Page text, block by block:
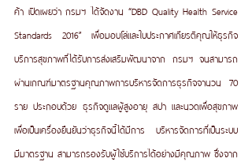
ค้า เปิดเผยว่า กรมฯ ได้จัดงาน “DBD Quality Health Service
Standards 2016” เพื่อมอบโล่และใบประกาศเกียรติคุณให้ธุรกิจ
บริการสุขภาพที่ได้รับการส่งเสริมพัฒนาจาก กรมฯ จนสามารถ
ผ่านเกณฑ์มาตรฐานคุณภาพการบริหารจัดการธุรกิจจานวน 70
ราย ประกอบด้วย ธุรกิจดูแลผู้สูงอายุ สปา และนวดเพื่อสุขภาพ
เพื่อเป็นเครื่องยืนยันว่าธุรกิจนี้ได้มีการ บริหารจัดการที่เป็นระบบ
มีมาตรฐาน สามารถรองรับผู้ใช้บริการได้อย่างมีคุณภาพ ซึ่งจาก